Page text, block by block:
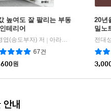
높여도 잘 팔리는 부동
테리어
엽(송도부자) 저 | 아라크네
67건
원
20년
밀노
전대
내